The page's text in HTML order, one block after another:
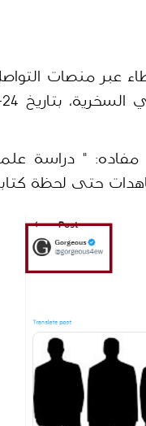
24-25 أذار 2024 نشرت صفحة
حتى لحظة